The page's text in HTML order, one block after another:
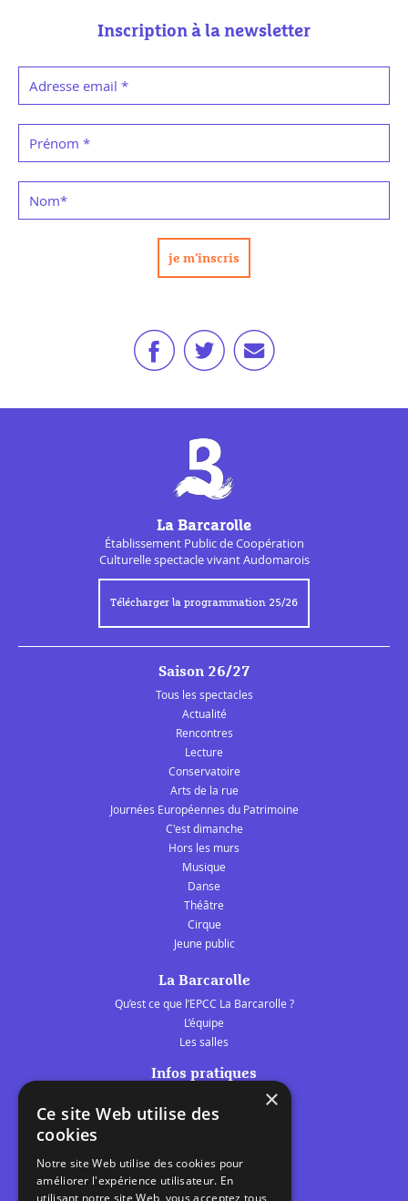
Inscription à la newsletter
Adresse email *
Prénom *
Nom*
La Barcarolle
Établissement Public deCoopération
Culturellespectacle vivant Audomarois
Télécharger la programmation 25/26
Saison 26/27
Tous les spectacles
Actualité
Rencontres
Lecture
Conservatoire
Arts de la rue
Journées Européennes du Patrimoine
C'est dimanche
Hors les murs
Musique
Danse
Théâtre
Cirque
Jeune public
La Barcarolle
Qu’est ce que l’EPCC La Barcarolle ?
L’équipe
Les salles
Infos pratiques
Les belles scènes audomaroises
Calendrier
Programme des spectacles
×
Ce site Web utilise des
cookies
Notre site Web utilise des cookies pour
améliorer l'expérience utilisateur. En
utilisant notre site Web, vous acceptez tous